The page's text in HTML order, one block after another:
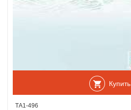
Купить
ТА1-496